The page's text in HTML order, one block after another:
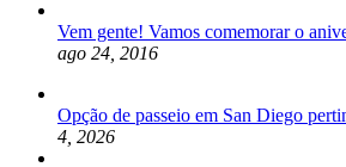
Vem gente! Vamos comemorar o
ago 24, 2016
Opção de passeio em San Diego
4, 2026